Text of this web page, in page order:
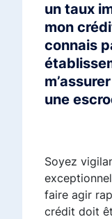
un taux
mon
connais
une
Soyez
faire agir
crédit doit